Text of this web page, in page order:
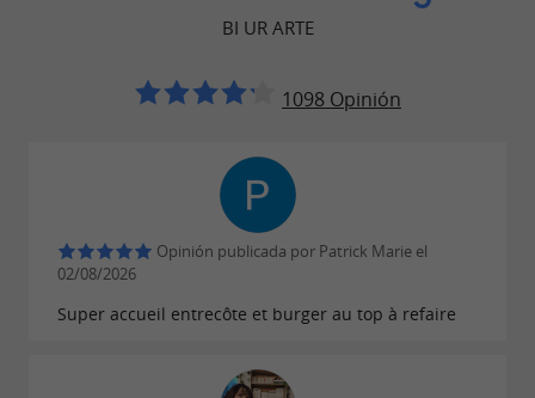
BI UR ARTE
1098 Opinión
Opinión publicada por Patrick Marie el
02/08/2026
Super accueil entrecôte et burger au top à refaire